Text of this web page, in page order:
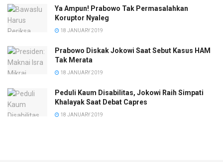
Ya Ampun! Prabowo Tak Permasalahkan
Koruptor Nyaleg
18 JANUARY 2019
Prabowo Diskak Jokowi Saat Sebut Kasus HAM
Tak Merata
18 JANUARY 2019
Peduli Kaum Disabilitas, Jokowi Raih Simpati
Khalayak Saat Debat Capres
18 JANUARY 2019